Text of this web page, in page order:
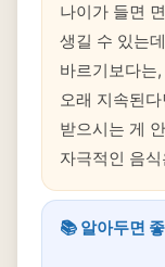
나이가 들면
생길 수 있는
바르기보다는
오래 지속된
받으시는 게
자극적인 음
📚 알아두면